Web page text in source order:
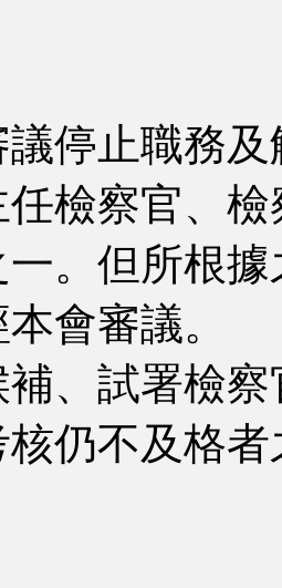
止職務及
察官、檢
。但所根
會審議。
試署檢察
仍不及格